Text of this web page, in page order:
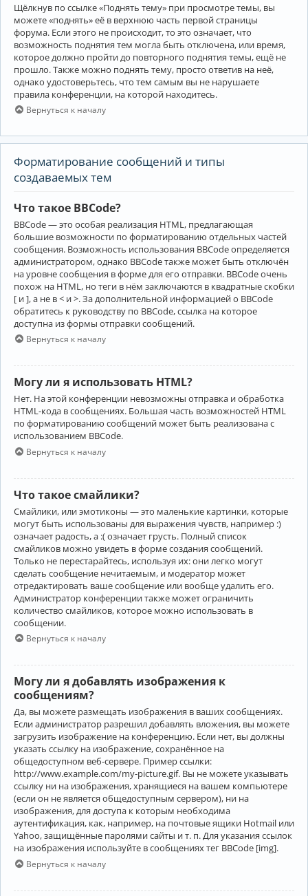
Щёлкнув по ссылке «Поднять тему» при просмотре темы, вы
можете «поднять» её в верхнюю часть первой страницы
форума. Если этого не происходит, то это означает, что
возможность поднятия тем могла быть отключена, или время,
которое должно пройти до повторного поднятия темы, ещё не
прошло. Также можно поднять тему, просто ответив на неё,
однако удостоверьтесь, что тем самым вы не нарушаете
правила конференции, на которой находитесь.
Вернуться к началу
Форматирование сообщений и типы
создаваемых тем
Что такое BBCode?
BBCode — это особая реализация HTML, предлагающая
большие возможности по форматированию отдельных частей
сообщения. Возможность использования BBCode определяется
администратором, однако BBCode также может быть отключён
на уровне сообщения в форме для его отправки. BBCode очень
похож на HTML, но теги в нём заключаются в квадратные скобки
[ и ], а не в < и >. За дополнительной информацией о BBCode
обратитесь к руководству по BBCode, ссылка на которое
доступна из формы отправки сообщений.
Вернуться к началу
Могу ли я использовать HTML?
Нет. На этой конференции невозможны отправка и обработка
HTML-кода в сообщениях. Большая часть возможностей HTML
по форматированию сообщений может быть реализована с
использованием BBCode.
Вернуться к началу
Что такое смайлики?
Смайлики, или эмотиконы — это маленькие картинки, которые
могут быть использованы для выражения чувств, например :)
означает радость, а :( означает грусть. Полный список
смайликов можно увидеть в форме создания сообщений.
Только не перестарайтесь, используя их: они легко могут
сделать сообщение нечитаемым, и модератор может
отредактировать ваше сообщение или вообще удалить его.
Администратор конференции также может ограничить
количество смайликов, которое можно использовать в
сообщении.
Вернуться к началу
Могу ли я добавлять изображения к
сообщениям?
Да, вы можете размещать изображения в ваших сообщениях.
Если администратор разрешил добавлять вложения, вы можете
загрузить изображение на конференцию. Если нет, вы должны
указать ссылку на изображение, сохранённое на
общедоступном веб-сервере. Пример ссылки:
http://www.example.com/my-picture.gif. Вы не можете указывать
ссылку ни на изображения, хранящиеся на вашем компьютере
(если он не является общедоступным сервером), ни на
изображения, для доступа к которым необходима
аутентификация, как, например, на почтовые ящики Hotmail или
Yahoo, защищённые паролями сайты и т. п. Для указания ссылок
на изображения используйте в сообщениях тег BBCode [img].
Вернуться к началу